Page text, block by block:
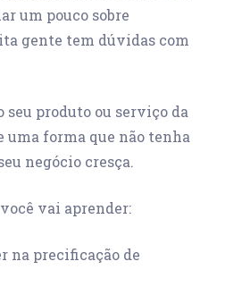
um pouco sobre
gente tem dúvidas com
seu produto ou serviço da
uma forma que não tenha
negócio cresça.
vai aprender:
na precificação de